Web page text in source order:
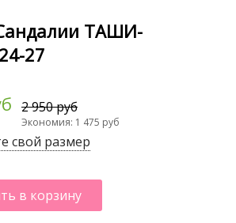
ТАШИ-
27
2 950 руб
Экономия: 1 475 руб
свой размер
в корзину